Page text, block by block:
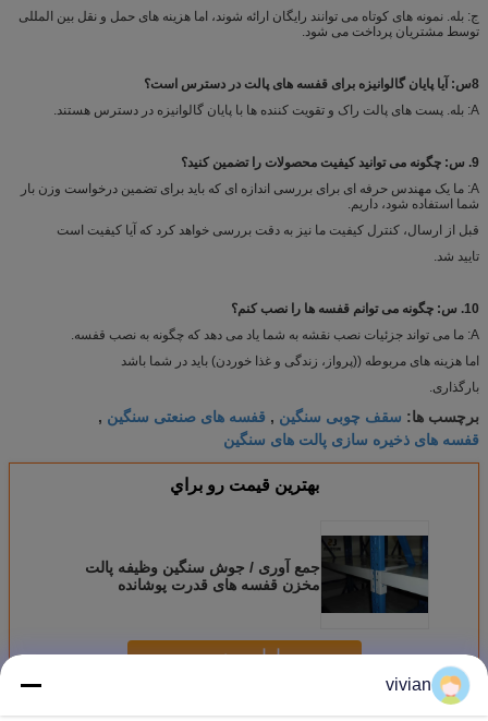
ج: بله. نمونه های کوتاه می توانند رایگان ارائه شوند، اما هزینه های حمل و نقل بین المللی
توسط مشتریان پرداخت می شود.
8س: آیا پایان گالوانیزه برای قفسه های پالت در دسترس است؟
A: بله. پست های پالت راک و تقویت کننده ها با پایان گالوانیزه در دسترس هستند.
9. س: چگونه می توانید کیفیت محصولات را تضمین کنید؟
A: ما یک مهندس حرفه ای برای بررسی اندازه ای که باید برای تضمین درخواست وزن بار
شما استفاده شود، داریم.
قبل از ارسال، کنترل کیفیت ما نیز به دقت بررسی خواهد کرد که آیا کیفیت است
تایید شد.
10. س: چگونه می توانم قفسه ها را نصب کنم؟
A: ما می تواند جزئیات نصب نقشه به شما یاد می دهد که چگونه به نصب قفسه.
اما هزینه های مربوطه ((پرواز، زندگی و غذا خوردن) باید در شما باشد
بارگذاری.
برچسب ها: سقف چوبی سنگین , قفسه های صنعتی سنگین ,
قفسه های ذخیره سازی پالت های سنگین
بهترين قيمت رو براي
جمع آوری / جوش سنگین وظیفه پالت
مخزن قفسه های قدرت پوشانده
ادامه هید
بیش
vivian